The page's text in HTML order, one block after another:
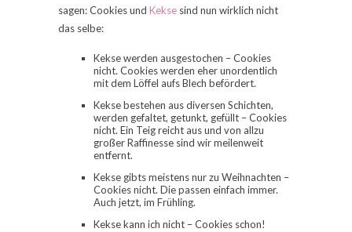
sagen: Cookies und Kekse sind nun wirklich nicht
das selbe:
Kekse werden ausgestochen – Cookies
nicht. Cookies werden eher unordentlich
mit dem Löffel aufs Blech befördert.
Kekse bestehen aus diversen Schichten,
werden gefaltet, getunkt, gefüllt – Cookies
nicht. Ein Teig reicht aus und von allzu
großer Raffinesse sind wir meilenweit
entfernt.
Kekse gibts meistens nur zu Weihnachten –
Cookies nicht. Die passen einfach immer.
Auch jetzt, im Frühling.
Kekse kann ich nicht – Cookies schon!